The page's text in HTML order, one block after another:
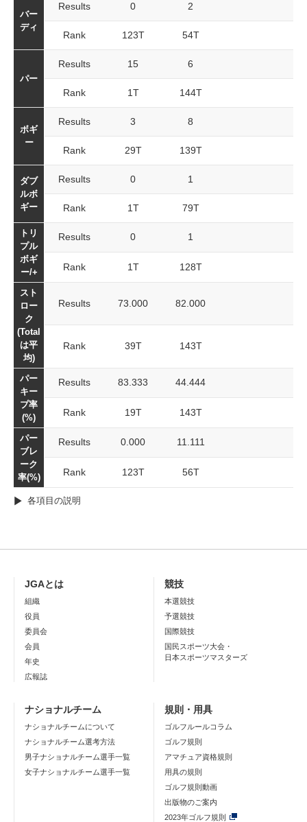
バー
ディ
Results 0 2
Rank 123T 54T
パー
Results 15 6
Rank 1T 144T
ボギ
ー
Results 3 8
Rank 29T 139T
ダブ
ルボ
ギー
Results 0 1
Rank 1T 79T
トリ
プル
ボギ
ー/+
Results 0 1
Rank 1T 128T
スト
ロー
ク
(Total
は平
均)
Results 73.000 82.000
Rank 39T 143T
パー
キー
プ率
(%)
Results 83.333 44.444
Rank 19T 143T
パー
ブレ
ーク
率(%)
Results 0.000 11.111
Rank 123T 56T
各項目の説明
JGAとは
組織
役員
委員会
会員
年史
広報誌
競技
本選競技
予選競技
国際競技
国民スポーツ大会・
日本スポーツマスターズ
ナショナルチーム
ナショナルチームについて
ナショナルチーム選考方法
男子ナショナルチーム選手一覧
女子ナショナルチーム選手一覧
規則・用具
ゴルフルールコラム
ゴルフ規則
アマチュア資格規則
用具の規則
ゴルフ規則動画
出版物のご案内
2023年ゴルフ規則